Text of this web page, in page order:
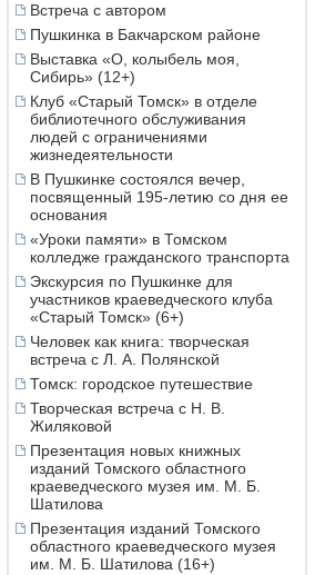
Встреча с автором
Пушкинка в Бакчарском районе
Выставка «О, колыбель моя,
Сибирь» (12+)
Клуб «Старый Томск» в отделе
библиотечного обслуживания
людей с ограничениями
жизнедеятельности
В Пушкинке состоялся вечер,
посвященный 195-летию со дня ее
основания
«Уроки памяти» в Томском
колледже гражданского транспорта
Экскурсия по Пушкинке для
участников краеведческого клуба
«Старый Томск» (6+)
Человек как книга: творческая
встреча с Л. А. Полянской
Томск: городское путешествие
Творческая встреча с Н. В.
Жиляковой
Презентация новых книжных
изданий Томского областного
краеведческого музея им. М. Б.
Шатилова
Презентация изданий Томского
областного краеведческого музея
им. М. Б. Шатилова (16+)